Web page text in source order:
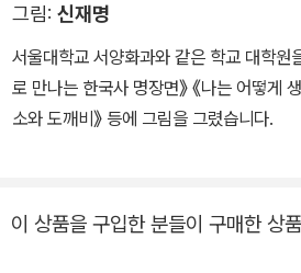
녀와의 삶을 바탕으로 「지주회시」·「날개」
『조선중앙일보』에 「오감도」를 발표하였
5편 연재로 그만두게 된다. 1935년에는
바탕으로 「산촌여정」과 「권태」를 내놓게
불령선인으로 체포되었으며, 4월 17일 동
그림: 신재명
서울대학교 서양화과와 같은 학교 대학원
로 만나는 한국사 명장면》 《나는 어떻게
소와 도깨비》 등에 그림을 그렸습니다.
이 상품을 구입한 분들이 구매한 상품